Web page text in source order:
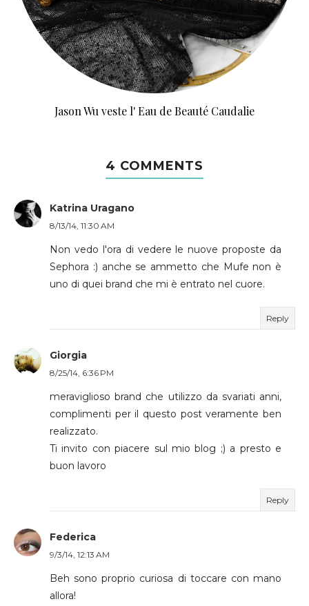
Jason Wu veste l' Eau de Beauté Caudalie
4 COMMENTS
Katrina Uragano
8/13/14, 11:30 AM
Non vedo l'ora di vedere le nuove proposte da
Sephora :) anche se ammetto che Mufe non è
uno di quei brand che mi è entrato nel cuore.
Reply
Giorgia
8/25/14, 6:36 PM
meraviglioso brand che utilizzo da svariati anni,
complimenti per il questo post veramente ben
realizzato.
Ti invito con piacere sul mio blog ;) a presto e
buon lavoro
Reply
Federica
9/3/14, 12:13 AM
Beh sono proprio curiosa di toccare con mano
allora!